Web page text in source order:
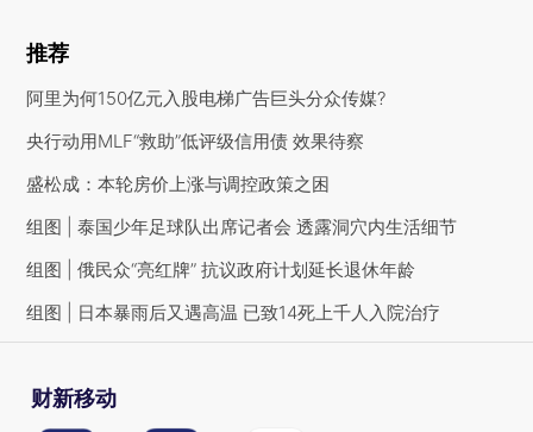
推荐
阿里为何150亿元入股电梯广告巨头分众传媒?
央行动用MLF“救助”低评级信用债 效果待察
盛松成：本轮房价上涨与调控政策之困
组图 | 泰国少年足球队出席记者会 透露洞穴内生活细节
组图 | 俄民众“亮红牌” 抗议政府计划延长退休年龄
组图 | 日本暴雨后又遇高温 已致14死上千人入院治疗
财新移动